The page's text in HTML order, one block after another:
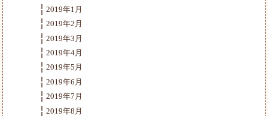
2019年1月
2019年2月
2019年3月
2019年4月
2019年5月
2019年6月
2019年7月
2019年8月